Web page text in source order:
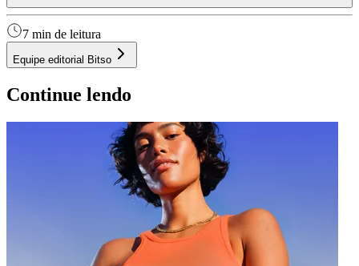
7 min de leitura
Equipe editorial Bitso
Continue lendo